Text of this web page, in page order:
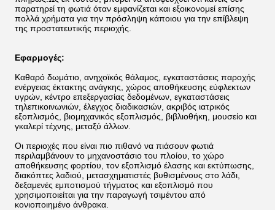
παρατηρεί τη φωτιά όταν εμφανίζεται και εξοικονομεί επίσης
πολλά χρήματα για την πρόσληψη κάποιου για την επίβλεψη
της προστατευτικής περιοχής.
Εφαρμογές:
Καθαρό δωμάτιο, ανηχοϊκός θάλαμος, εγκαταστάσεις παροχής
ενέργειας έκτακτης ανάγκης, χώρος αποθήκευσης εύφλεκτων
υγρών, κέντρο επεξεργασίας δεδομένων, εγκαταστάσεις
τηλεπικοινωνιών, έλεγχος διαδικασιών, ακριβός ιατρικός
εξοπλισμός, βιομηχανικός εξοπλισμός, βιβλιοθήκη, μουσείο και
γκαλερί τέχνης, μεταξύ άλλων.
Οι περιοχές που είναι πιο πιθανό να πιάσουν φωτιά
περιλαμβάνουν το μηχανοστάσιο του πλοίου, το χώρο
αποθήκευσης φορτίου, τον εξοπλισμό έλασης και εκτύπωσης,
διακόπτες λαδιού, μετασχηματιστές βυθισμένους στο λάδι,
δεξαμενές εμποτισμού τήγματος και εξοπλισμό που
χρησιμοποιείται για την παραγωγή τσιμέντου από
κονιοποιημένο άνθρακα.